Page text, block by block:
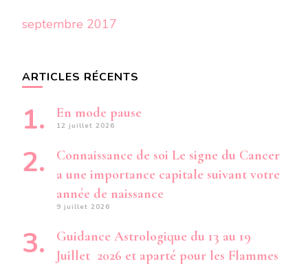
septembre 2017
ARTICLES RÉCENTS
En mode pause
12 juillet 2026
Connaissance de soi Le signe du Cancer
a une importance capitale suivant votre
année de naissance
9 juillet 2026
Guidance Astrologique du 13 au 19
Juillet 2026 et aparté pour les Flammes